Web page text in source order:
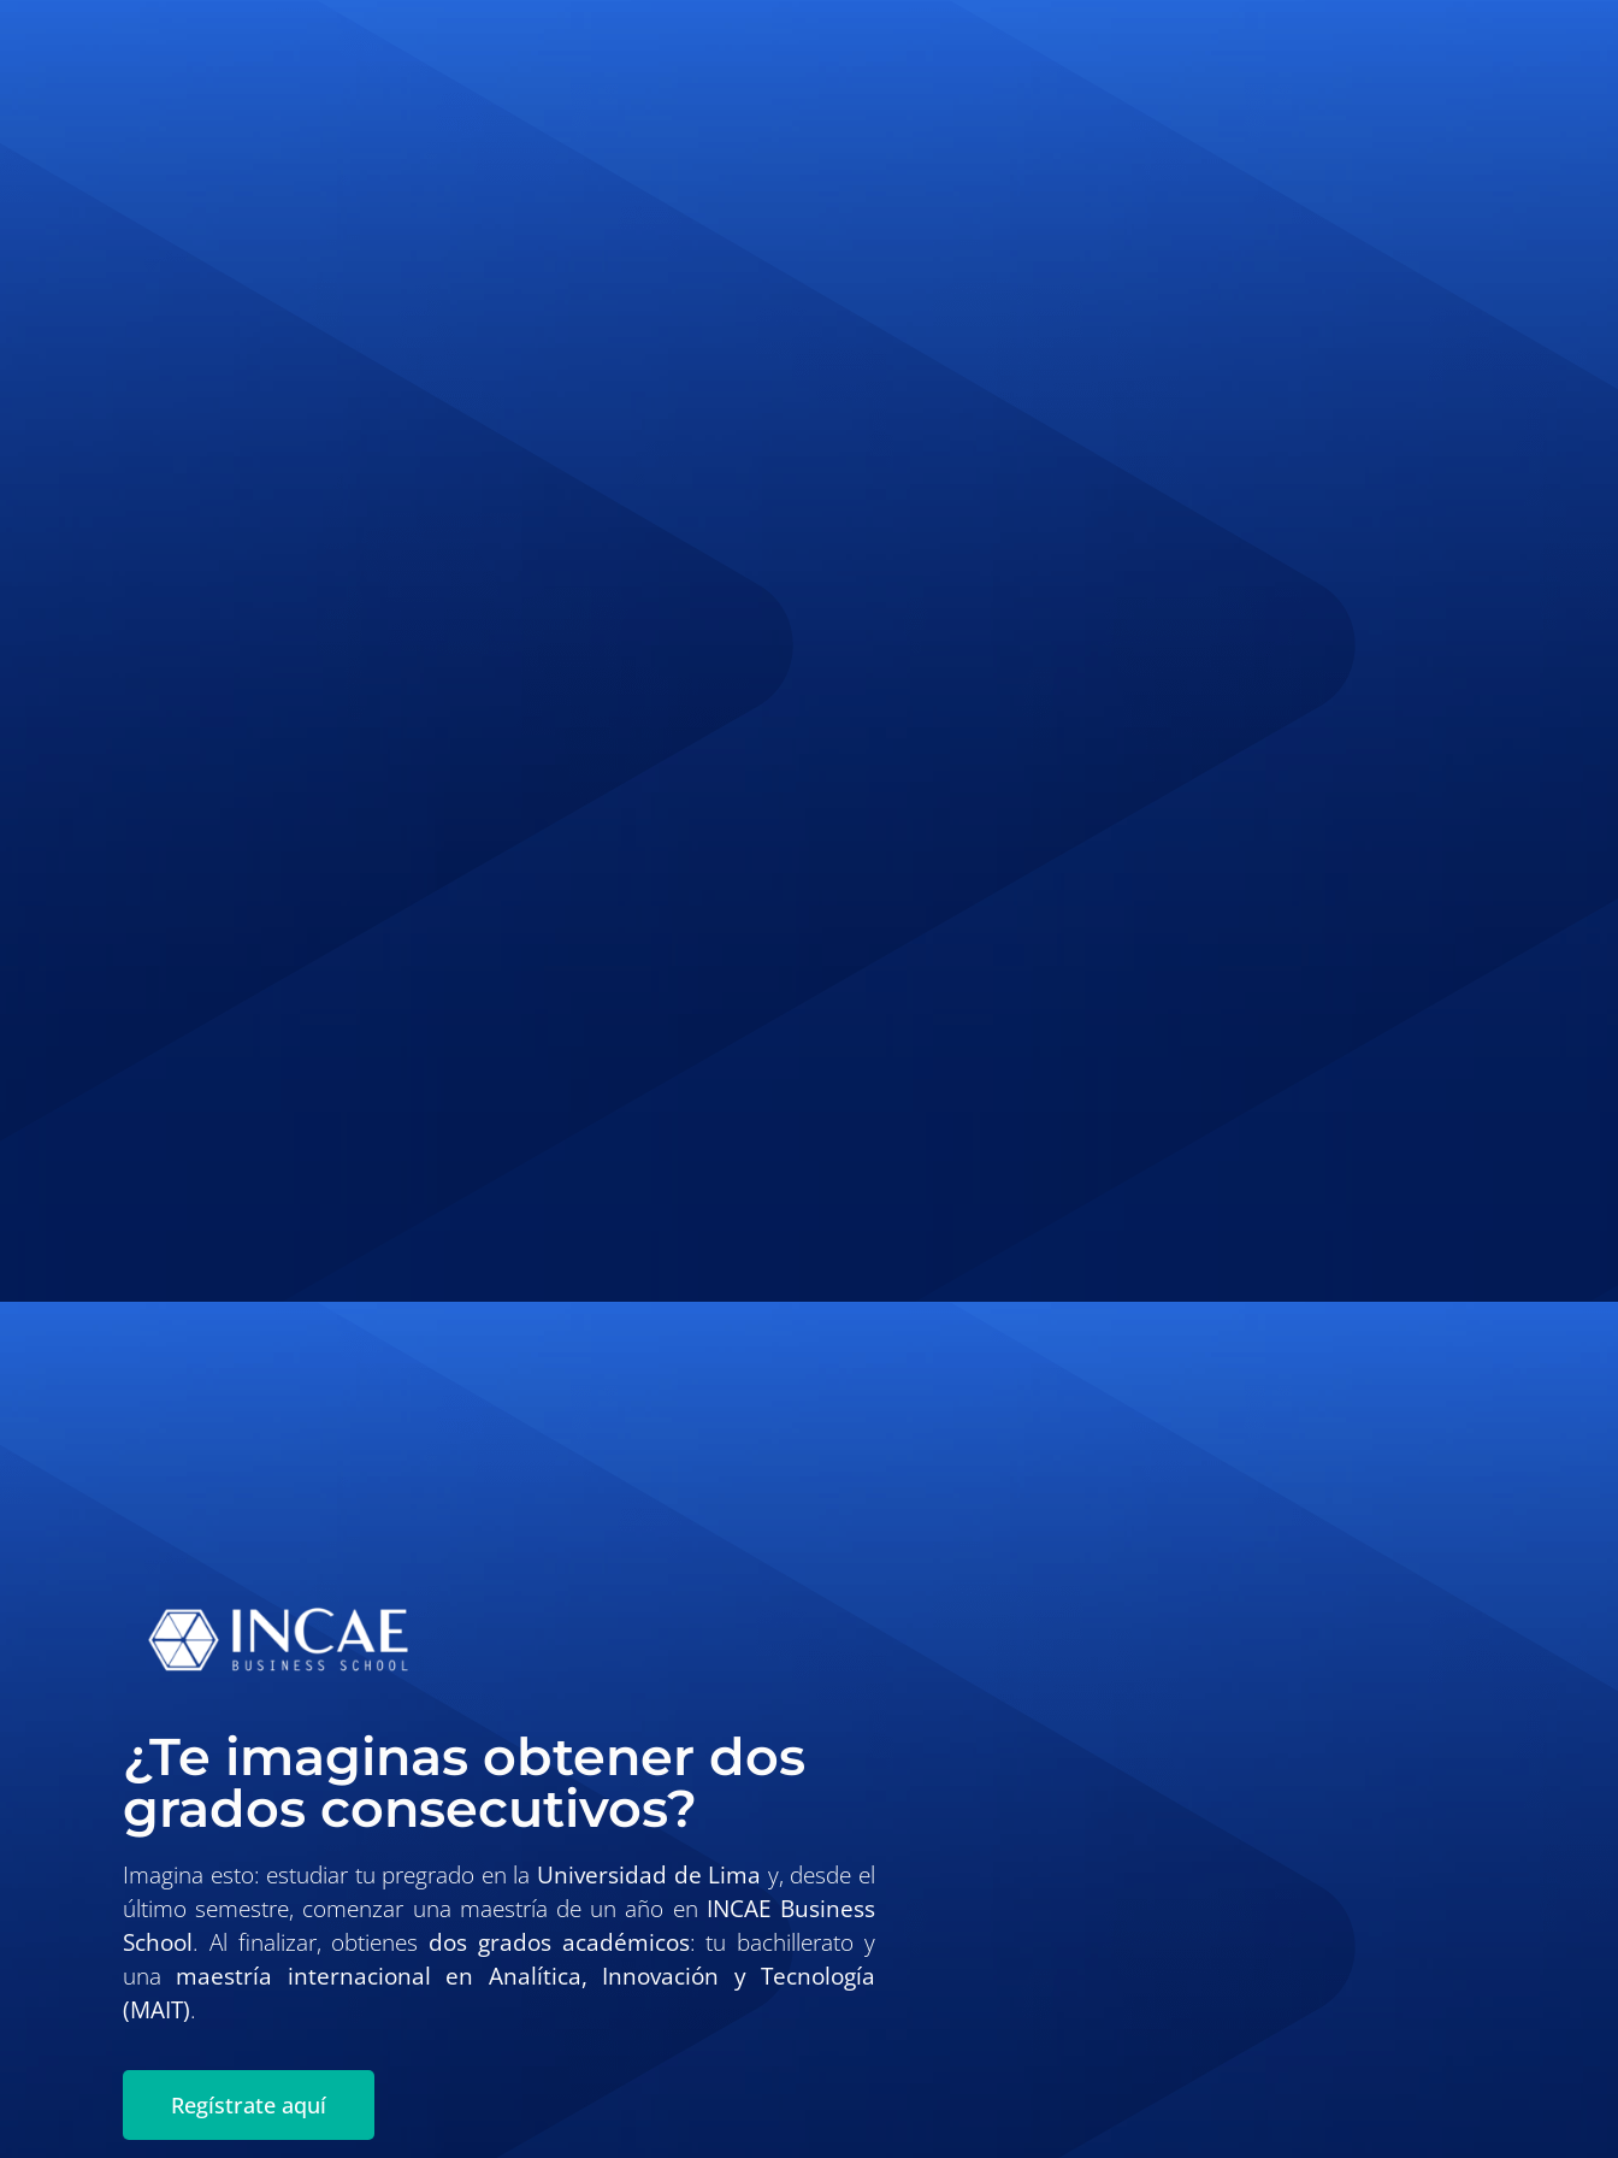
¿Te imaginas obtener dos
grados consecutivos?
Imagina esto: estudiar tu pregrado en la Universidad de Lima y, desde el
último semestre, comenzar una maestría de un año en INCAE Business
School. Al finalizar, obtienes dos grados académicos: tu bachillerato y
una maestría internacional en Analítica, Innovación y Tecnología
(MAIT).
Regístrate aquí